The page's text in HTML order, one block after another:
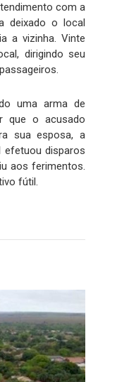
com a
deixado o local
a vizinha. Vinte
dirigindo seu
uma arma de
que o acusado
sua esposa, a
disparos
aos ferimentos.
fútil.